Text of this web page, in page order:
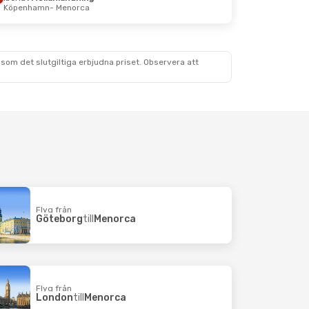
Sep.
Köpenhamn- Menorca
det slutgiltiga erbjudna priset. Observera att
Flyg från
Göteborgtill Menorca
Flyg från
Londontill Menorca